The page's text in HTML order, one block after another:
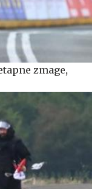
zmage,